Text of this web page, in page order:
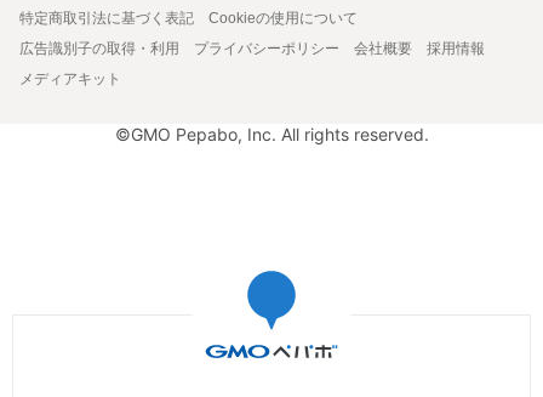
特定商取引法に基づく表記
Cookieの使用について
広告識別子の取得・利用
プライバシーポリシー 会社概要
採用情報
メディアキット
©GMO Pepabo, Inc. All rights reserved.